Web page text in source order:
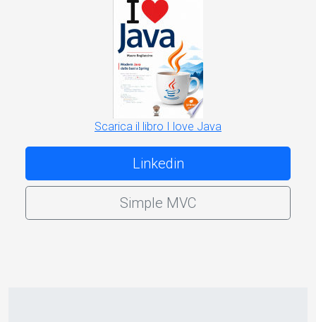
Scarica il libro I love Java
Linkedin
Simple MVC